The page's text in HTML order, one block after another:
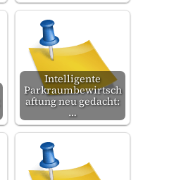
Intelligente
Parkraumbewirtsch
aftung neu gedacht:
…